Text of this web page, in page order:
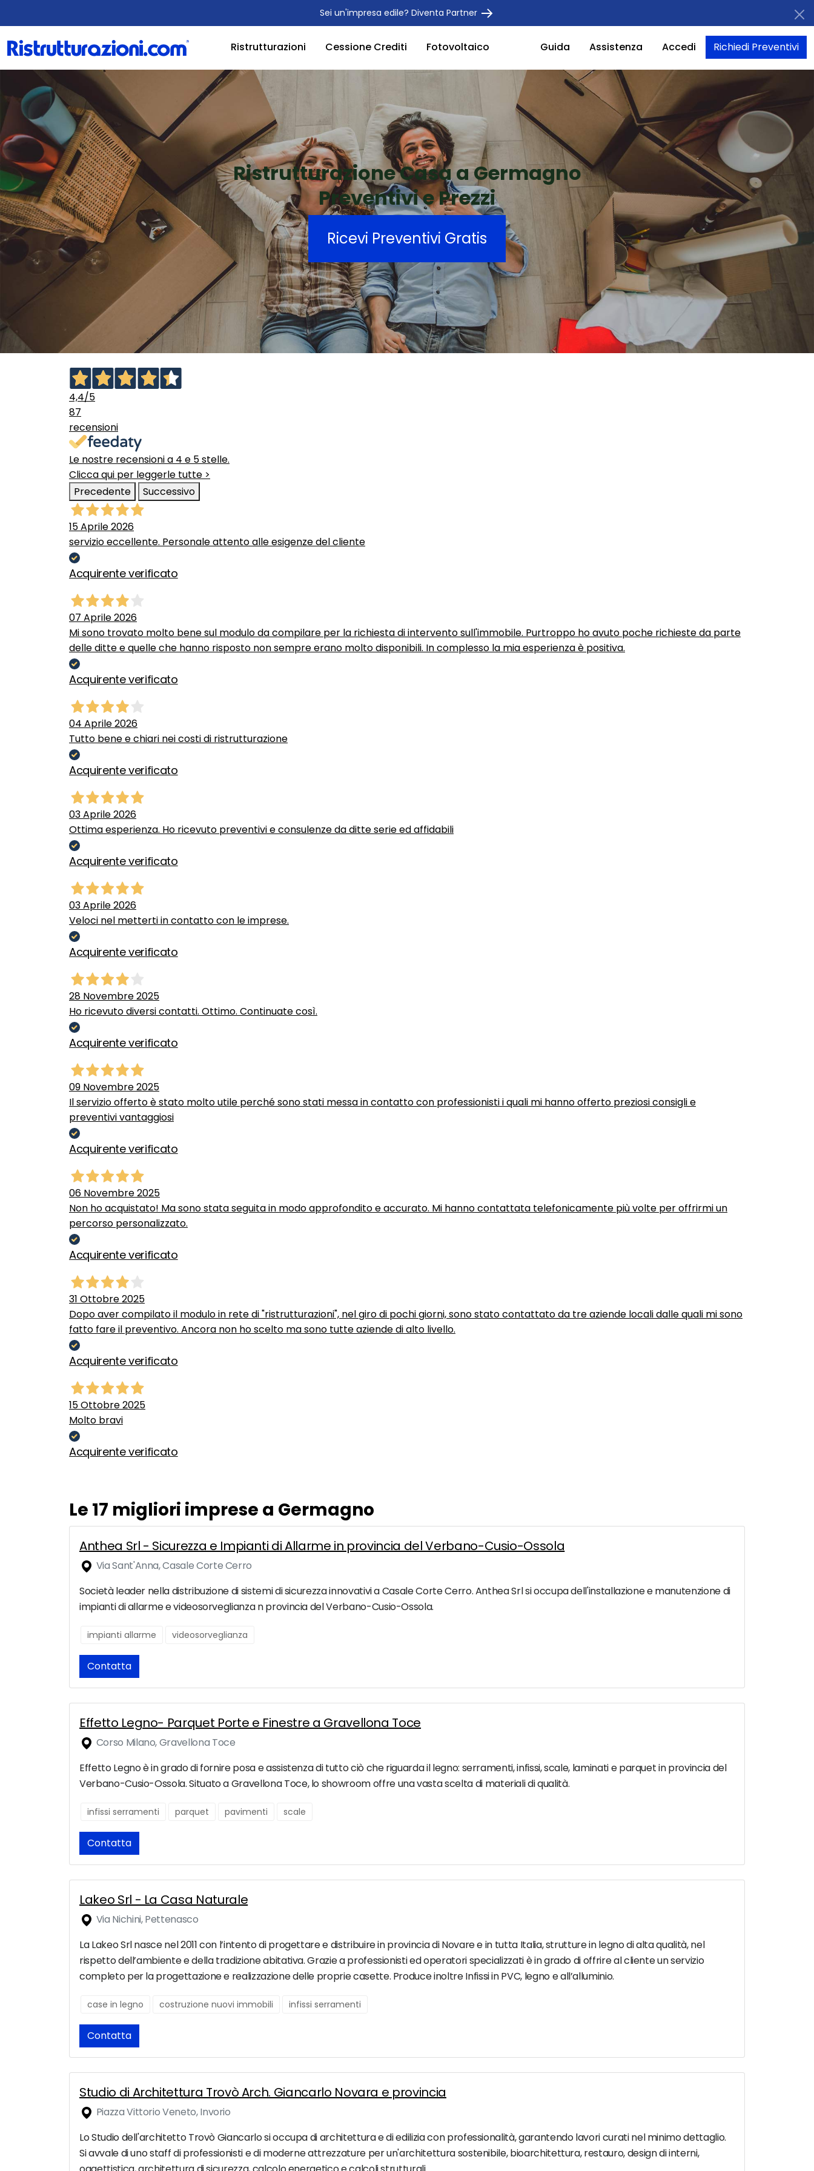
Sei un'impresa edile? Diventa Partner
Ristrutturazioni Cessione Crediti Fotovoltaico Guida Assistenza Accedi Richiedi Preventivi
Ristrutturazione Casa a Germagno
Preventivi e Prezzi
Ricevi Preventivi Gratis
4,4/5
87
recensioni
Le nostre recensioni a 4 e 5 stelle.
Clicca qui per leggerle tutte >
Precedente
Successivo
15 Aprile 2026
servizio eccellente. Personale attento alle esigenze del cliente
Acquirente verificato
07 Aprile 2026
Mi sono trovato molto bene sul modulo da compilare per la richiesta di intervento sull'immobile. Purtroppo ho avuto poche richieste da parte
delle ditte e quelle che hanno risposto non sempre erano molto disponibili. In complesso la mia esperienza è positiva.
Acquirente verificato
04 Aprile 2026
Tutto bene e chiari nei costi di ristrutturazione
Acquirente verificato
03 Aprile 2026
Ottima esperienza. Ho ricevuto preventivi e consulenze da ditte serie ed affidabili
Acquirente verificato
03 Aprile 2026
Veloci nel metterti in contatto con le imprese.
Acquirente verificato
28 Novembre 2025
Ho ricevuto diversi contatti. Ottimo. Continuate così.
Acquirente verificato
09 Novembre 2025
Il servizio offerto è stato molto utile perché sono stati messa in contatto con professionisti i quali mi hanno offerto preziosi consigli e
preventivi vantaggiosi
Acquirente verificato
06 Novembre 2025
Non ho acquistato! Ma sono stata seguita in modo approfondito e accurato. Mi hanno contattata telefonicamente più volte per offrirmi un
percorso personalizzato.
Acquirente verificato
31 Ottobre 2025
Dopo aver compilato il modulo in rete di "ristrutturazioni", nel giro di pochi giorni, sono stato contattato da tre aziende locali dalle quali mi sono
fatto fare il preventivo. Ancora non ho scelto ma sono tutte aziende di alto livello.
Acquirente verificato
15 Ottobre 2025
Molto bravi
Acquirente verificato
Le 17 migliori imprese a Germagno
Anthea Srl - Sicurezza e Impianti di Allarme in provincia del Verbano-Cusio-Ossola
Via Sant'Anna, Casale Corte Cerro
Società leader nella distribuzione di sistemi di sicurezza innovativi a Casale Corte Cerro. Anthea Srl si occupa dell'installazione e manutenzione di
impianti di allarme e videosorveglianza n provincia del Verbano-Cusio-Ossola.
impianti allarme videosorveglianza
Contatta
Effetto Legno- Parquet Porte e Finestre a Gravellona Toce
Corso Milano, Gravellona Toce
Effetto Legno è in grado di fornire posa e assistenza di tutto ciò che riguarda il legno: serramenti, infissi, scale, laminati e parquet in provincia del
Verbano-Cusio-Ossola. Situato a Gravellona Toce, lo showroom offre una vasta scelta di materiali di qualità.
infissi serramenti parquet pavimenti scale
Contatta
Lakeo Srl - La Casa Naturale
Via Nichini, Pettenasco
La Lakeo Srl nasce nel 2011 con l’intento di progettare e distribuire in provincia di Novare e in tutta Italia, strutture in legno di alta qualità, nel
rispetto dell’ambiente e della tradizione abitativa. Grazie a professionisti ed operatori specializzati è in grado di offrire al cliente un servizio
completo per la progettazione e realizzazione delle proprie casette. Produce inoltre Infissi in PVC, legno e all’alluminio.
case in legno costruzione nuovi immobili infissi serramenti
Contatta
Studio di Architettura Trovò Arch. Giancarlo Novara e provincia
Piazza Vittorio Veneto, Invorio
Lo Studio dell'architetto Trovò Giancarlo si occupa di architettura e di edilizia con professionalità, garantendo lavori curati nel minimo dettaglio.
Si avvale di uno staff di professionisti e di moderne attrezzature per un'architettura sostenibile, bioarchitettura, restauro, design di interni,